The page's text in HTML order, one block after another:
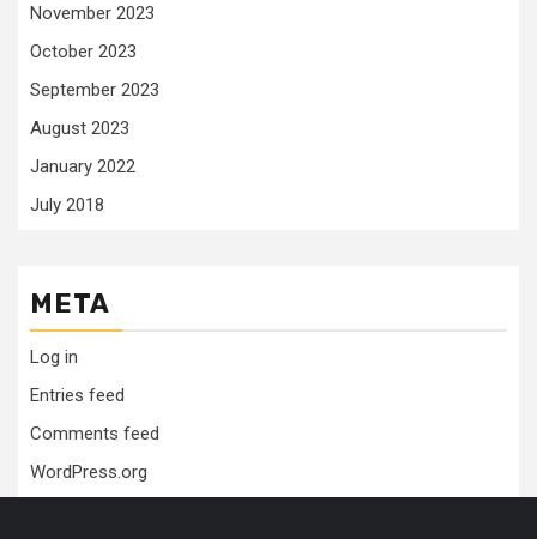
November 2023
October 2023
September 2023
August 2023
January 2022
July 2018
META
Log in
Entries feed
Comments feed
WordPress.org